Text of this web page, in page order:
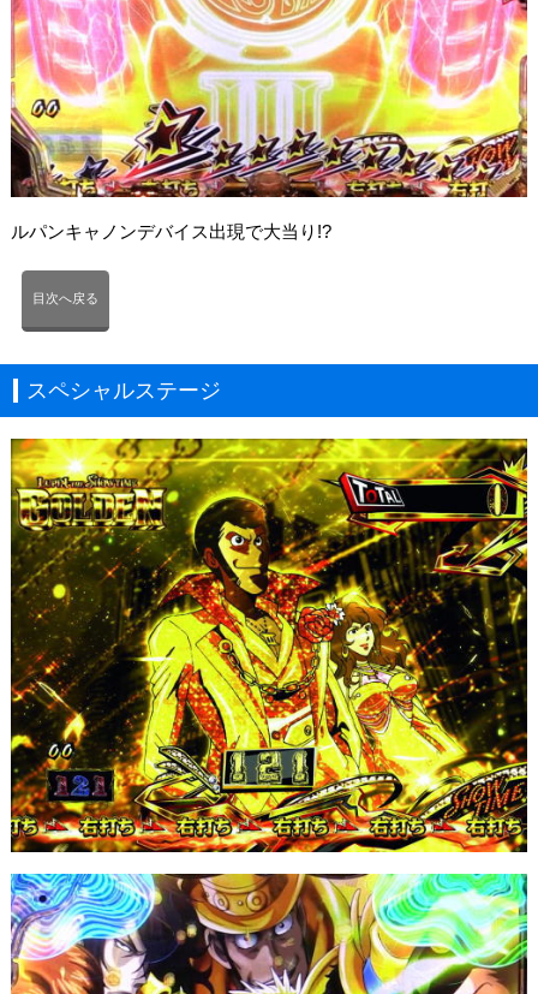
ルパンキャノンデバイス出現で大当り!?
目次へ戻る
スペシャルステージ